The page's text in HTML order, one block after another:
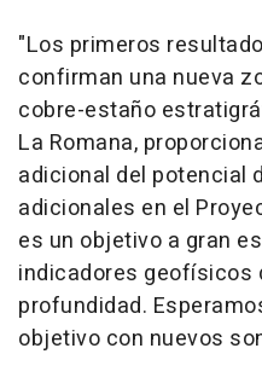
"Los primeros
confirman una nueva
cobre-estaño
La Romana,
adicional del potencial
adicionales en el
es un objetivo a gran
indicadores geofísicos
profundidad.
objetivo con nuevos